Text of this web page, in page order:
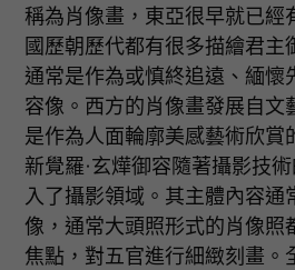
稱為肖像畫，東亞很早就已經
國歷朝歷代都有很多描繪君主
通常是作為或慎終追遠、緬懷
容像。西方的肖像畫發展自文
是作為人面輪廓美感藝術欣賞
新覺羅·玄燁御容隨著攝影技
入了攝影領域。其主體內容通
像，通常大頭照形式的肖像照
焦點，對五官進行細緻刻畫。